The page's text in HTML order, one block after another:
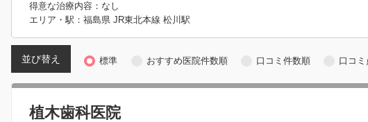
得意な治療内容：なし
エリア・駅：福島県 JR東北本線 松川駅
並び替え 標準 おすすめ医院件数順 口コミ件数順 口コ
植木歯科医院